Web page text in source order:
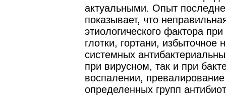
актуальными. Опыт
показывает, что
этиологического фактора
глотки, гортани, избыточное
системных
при вирусном, так и при
воспалении,
определенных групп